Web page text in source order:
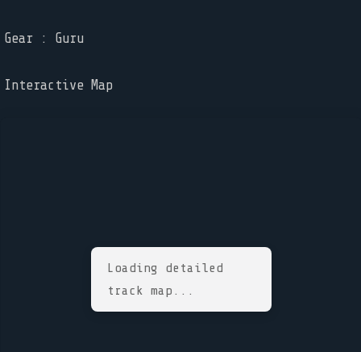
Gear : Guru
Interactive Map
Loading detailed
track map...